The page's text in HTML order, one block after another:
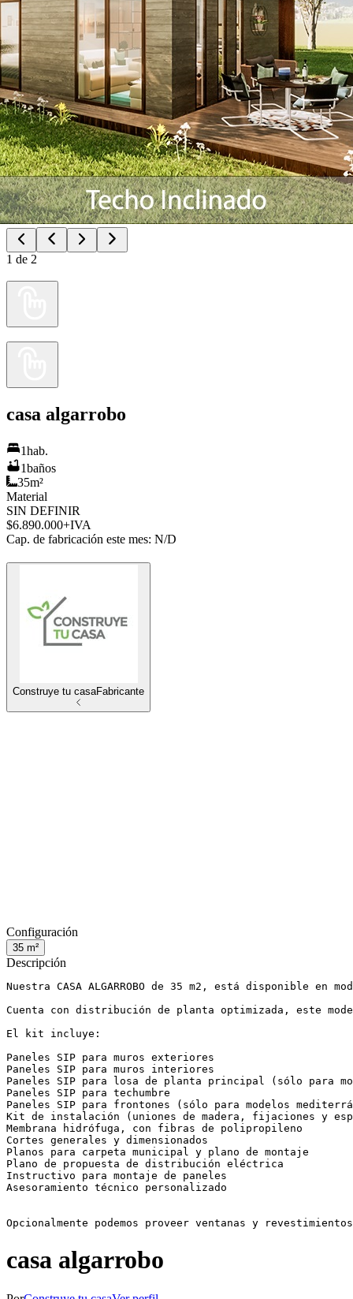
1 de 2
casa algarrobo
1hab.
1baños
35m²
Material
SIN DEFINIR
$6.890.000+IVA
Cap. de fabricación este mes: N/D
Construye tu casaFabricante
Configuración
35 m²
Descripción
Nuestra CASA ALGARROBO de 35 m2, está
Cuenta con distribución de planta optimizada, este
El kit incluye:
Paneles SIP para muros exteriores
Paneles SIP para muros interiores
Paneles SIP para losa de planta principal (sólo para
Paneles SIP para techumbre
Paneles SIP para frontones (sólo para modelos
Kit de instalación (uniones de madera, fijaciones y
Membrana hidrófuga, con fibras de polipropileno
Cortes generales y dimensionados
Planos para carpeta municipal y plano de montaje
Plano de propuesta de distribución eléctrica
Instructivo para montaje de paneles
Asesoramiento técnico personalizado
Opcionalmente podemos proveer ventanas y
casa algarrobo